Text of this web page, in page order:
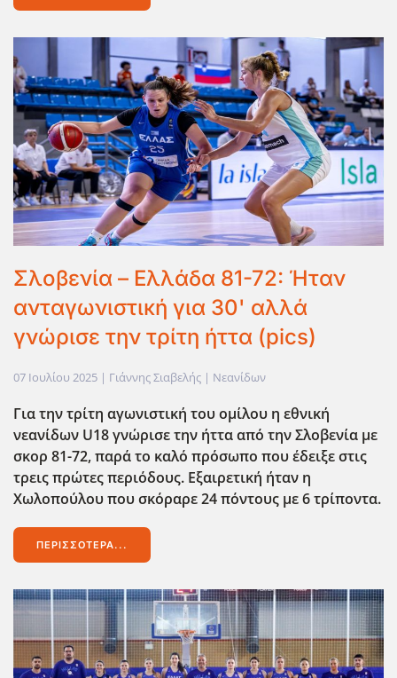
Σλοβενία – Ελλάδα 81-72: Ήταν
ανταγωνιστική για 30' αλλά
γνώρισε την τρίτη ήττα (pics)
07 Ιουλίου 2025 | Γιάννης Σιαβελής | Νεανίδων
Για την τρίτη αγωνιστική του ομίλου η εθνική
νεανίδων U18 γνώρισε την ήττα από την Σλοβενία με
σκορ 81-72, παρά το καλό πρόσωπο που έδειξε στις
τρεις πρώτες περιόδους. Εξαιρετική ήταν η
Χωλοπούλου που σκόραρε 24 πόντους με 6 τρίποντα.
ΠΕΡΙΣΣΌΤΕΡΑ...